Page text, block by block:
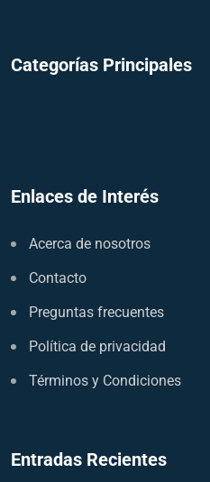
Categorías Principales
Enlaces de Interés
Acerca de nosotros
Contacto
Preguntas frecuentes
Política de privacidad
Términos y Condiciones
Entradas Recientes